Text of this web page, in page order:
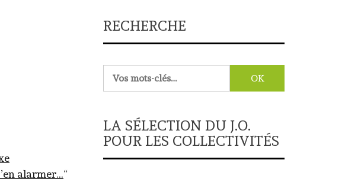
alarmer…“
RECHERCHE
LA SÉLECTION DU J.O.
POUR LES COLLECTIVITÉS